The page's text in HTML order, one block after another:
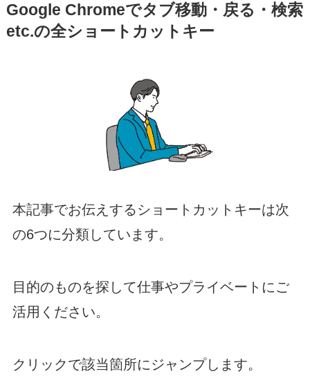
Google Chromeでタブ移動・戻る・検索
etc.の全ショートカットキー
本記事でお伝えするショートカットキーは次
の6つに分類しています。
目的のものを探して仕事やプライベートにご
活用ください。
クリックで該当箇所にジャンプします。